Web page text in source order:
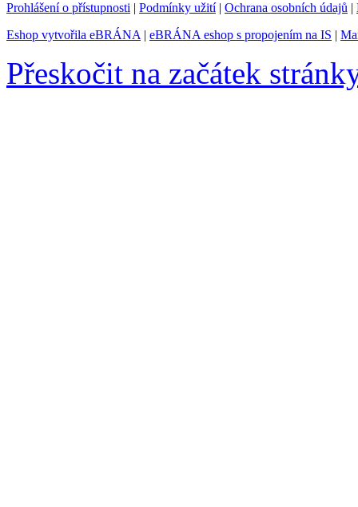
Prohlášení o přístupnosti | Podmínky užití| Ochrana osobních údajů |
Eshop vytvořila eBRÁNA | eBRÁNA eshop s propojením na IS |
Přeskočit na začátek